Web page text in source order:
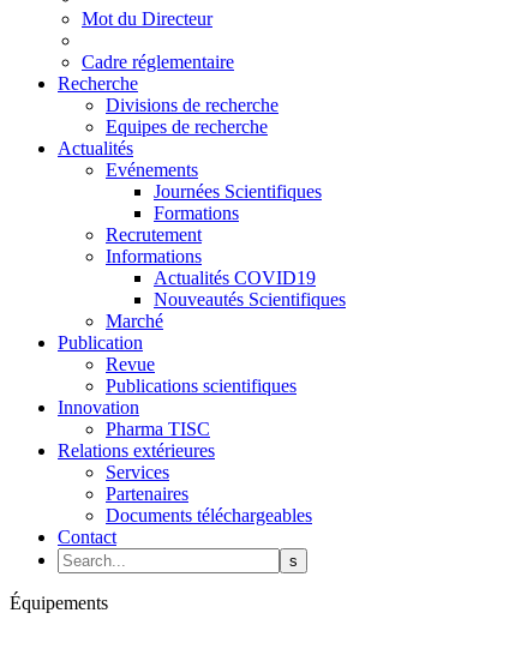
Mot du Directeur
Cadre réglementaire
Recherche
Divisions de recherche
Equipes de recherche
Actualités
Evénements
Journées Scientifiques
Formations
Recrutement
Informations
Actualités COVID19
Nouveautés Scientifiques
Marché
Publication
Revue
Publications scientifiques
Innovation
Pharma TISC
Relations extérieures
Services
Partenaires
Documents téléchargeables
Contact
Équipements